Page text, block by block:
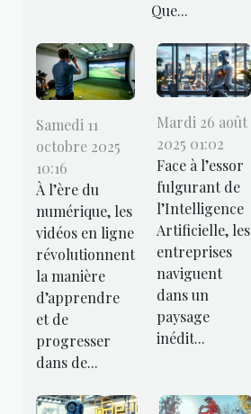
Que...
Samedi 11
octobre 2025
10:16
À l’ère du
numérique, les
vidéos en ligne
révolutionnent
la manière
d’apprendre
et de
progresser
dans de...
Mardi 26 août
2025 01:02
Face à l’essor
fulgurant de
l’Intelligence
Artificielle, les
entreprises
naviguent
dans un
paysage
inédit...